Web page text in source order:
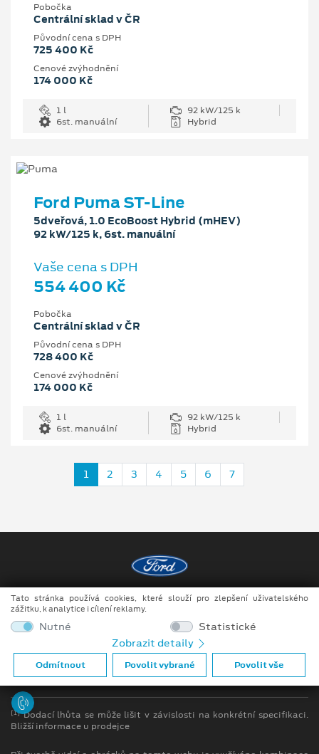
Pobočka
Centrální sklad v ČR
Původní cena s DPH
725 400 Kč
Cenové zvýhodnění
174 000 Kč
1 l
92 kW/125 k
6st. manuální
Hybrid
Ford Puma ST-Line
5dveřová, 1.0 EcoBoost Hybrid (mHEV)
92 kW/125 k, 6st. manuální
Vaše cena s DPH
554 400 Kč
Pobočka
Centrální sklad v ČR
Původní cena s DPH
728 400 Kč
Cenové zvýhodnění
174 000 Kč
1 l
92 kW/125 k
6st. manuální
Hybrid
1 2 3 4 5 6 7
Copyright ©2026 MotoTrade VM s.r.o.
Obchodní podmínky
Ochrana osobních údajů
Prohlášení o zpracování údajů konečných zákazníků
[1]Dodací lhůta se může lišit v závislosti na konkrétní specifikaci.
Bližší informace u prodejce
Tato stránka používá cookies, které slouží pro zlepšení uživatelského
zážitku, k analytice i cílení reklamy.
Nutné
Statistické
Zobrazit detaily
Odmítnout Povolit vybrané Povolit vše